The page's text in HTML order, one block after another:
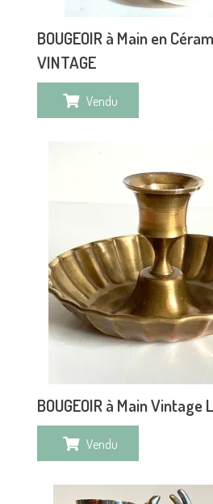
BOUGEOIR à Main en
VINTAGE
Vendu
BOUGEOIR à Main Vintage
Vendu